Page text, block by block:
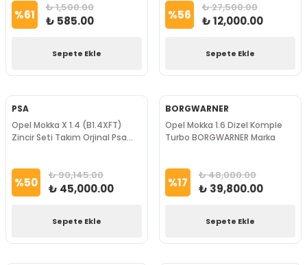
%61 ₺ 1,500.00
₺ 585.00
Sepete Ekle
%56 ₺ 27,500.00
₺ 12,000.00
Sepete Ekle
PSA
Opel Mokka X 1.4 (B1.4XFT)
Zincir Seti Takım Orjinal Psa
%50 ₺ 90,145.00
₺ 45,000.00
Sepete Ekle
BORGWARNER
Opel Mokka 1.6 Dizel Komple
Turbo BORGWARNER Marka
%17 ₺ 48,000.00
₺ 39,800.00
Sepete Ekle